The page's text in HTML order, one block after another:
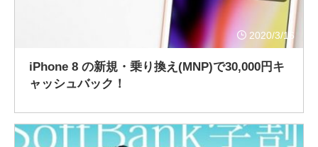
2020/3/16
iPhone 8 の新規・乗り換え(MNP)で30,000円キ
ャッシュバック！